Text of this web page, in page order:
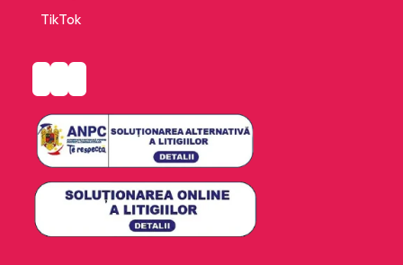
TikTok